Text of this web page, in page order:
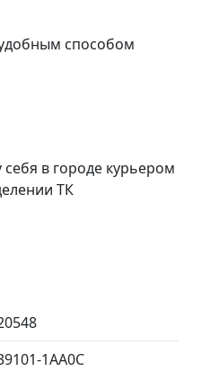
способом
себя в городе курьером
ТК
1AA0C